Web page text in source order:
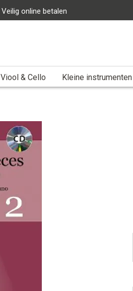
Veilig online betalen
Viool & Cello Kleine instrumenten